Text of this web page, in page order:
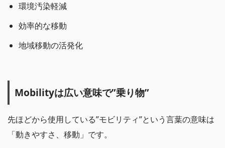
環境汚染軽減
効率的な移動
地域移動の活発化
Mobilityは広い意味で”乗り物”
先ほどから使用している”モビリティ”という言葉の意味は
「動きやすさ、移動」です。